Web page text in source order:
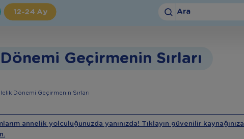
12-24 Ay Ara
Geçirmenin Sırları
Dönemi Geçirmenin Sırları
annelik yolculuğunuzda yanınızda! Tıklayın güvenilir kaynağınıza